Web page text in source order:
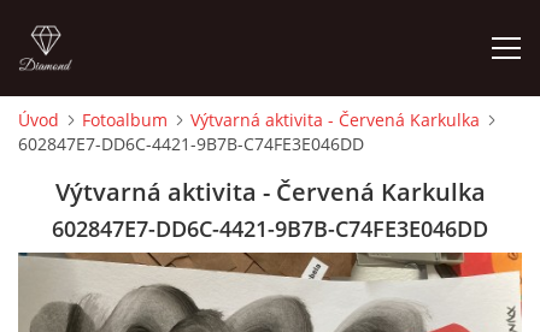
ÚVOD
O MĚ
FOTOALBUM
Úvod Fotoalbum
Výtvarná aktivita - Červená Karkulka
602847E7-DD6C-4421-9B7B-C74FE3E046DD
Výtvarná aktivita - Červená Karkulka
602847E7-DD6C-4421-9B7B-C74FE3E046DD